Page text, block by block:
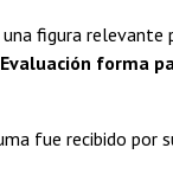
figura relevante
forma
fue recibido por